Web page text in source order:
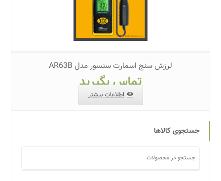
لرزش سنج اسمارت سنسور مدل AR63B
تماس بگیرید
اطلاعات بیشتر
جستجوی کالاها